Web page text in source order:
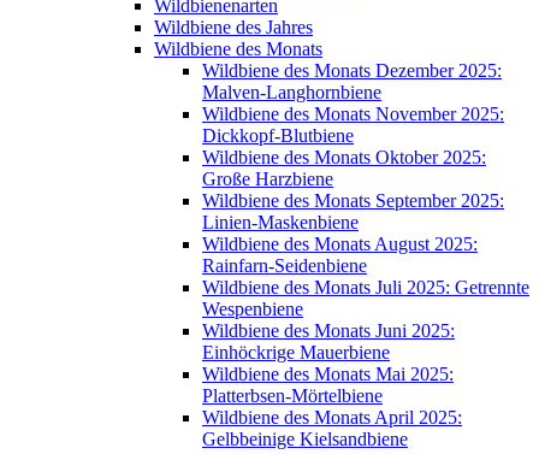
Wildbienenarten
Wildbiene des Jahres
Wildbiene des Monats
Wildbiene des Monats Dezember 2025:
Malven-Langhornbiene
Wildbiene des Monats November 2025:
Dickkopf-Blutbiene
Wildbiene des Monats Oktober 2025:
Große Harzbiene
Wildbiene des Monats September 2025:
Linien-Maskenbiene
Wildbiene des Monats August 2025:
Rainfarn-Seidenbiene
Wildbiene des Monats Juli 2025: Getrennte
Wespenbiene
Wildbiene des Monats Juni 2025:
Einhöckrige Mauerbiene
Wildbiene des Monats Mai 2025:
Platterbsen-Mörtelbiene
Wildbiene des Monats April 2025:
Gelbbeinige Kielsandbiene